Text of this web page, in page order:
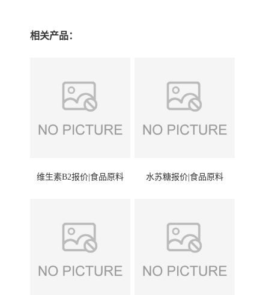
相关产品：
维生素B2报价|食品原料 水苏糖报价|食品原料